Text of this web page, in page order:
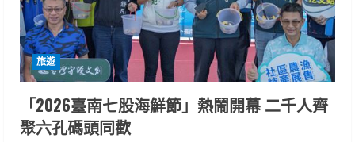
旅遊
「2026臺南七股海鮮節」熱鬧開幕 二千人齊
聚六孔碼頭同歡